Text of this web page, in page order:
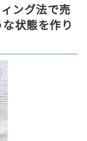
ング法で売
状態を作り